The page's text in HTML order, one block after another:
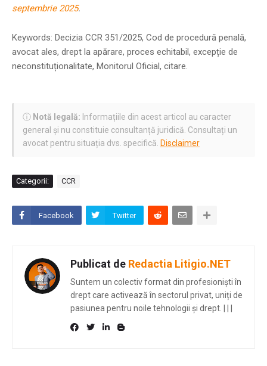
septembrie 2025.
Keywords: Decizia CCR 351/2025, Cod de procedură penală,
avocat ales, drept la apărare, proces echitabil, excepție de
neconstituționalitate, Monitorul Oficial, citare.
ⓘ Notă legală: Informațiile din acest articol au caracter
general și nu constituie consultanță juridică. Consultați un
avocat pentru situația dvs. specifică. Disclaimer
Categorii: CCR
Facebook Twitter
Publicat de Redactia Litigio.NET
Suntem un colectiv format din profesioniști în
drept care activează în sectorul privat, uniți de
pasiunea pentru noile tehnologii și drept.